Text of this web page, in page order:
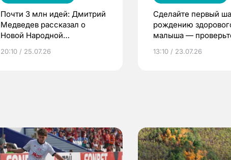
Почти 3 млн идей: Дмитрий
Медведев рассказал о
Новой Народной
20:10 / 25.07.26
Сделайте первый
рождению
малыша —
по ОМС!
13:10 / 23.07.26